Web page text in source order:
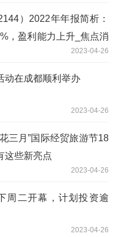
）2022年年报简析：
，盈利能力上升_焦点消
2023-04-26
动在成都顺利举办
2023-04-26
三月”国际经贸旅游节18
这些新亮点
2023-04-26
周二开幕，计划投资逾
2023-04-26